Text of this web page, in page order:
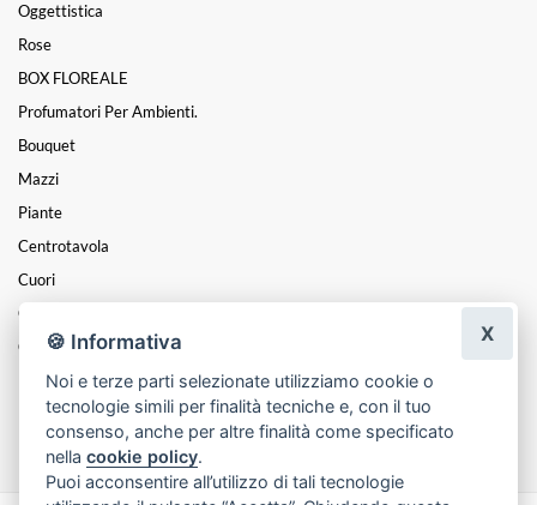
Oggettistica
Rose
BOX FLOREALE
Profumatori Per Ambienti.
Bouquet
Mazzi
Piante
Centrotavola
Cuori
Coroncine
Composizioni
Funebre
FESTA DELLA MAMMA
🍪 Informativa
Noi e terze parti selezionate utilizziamo cookie o
tecnologie simili per finalità tecniche e, con il tuo
consenso, anche per altre finalità come specificato
nellacookie policy.
Puoi acconsentire all’utilizzo di tali tecnologie
X